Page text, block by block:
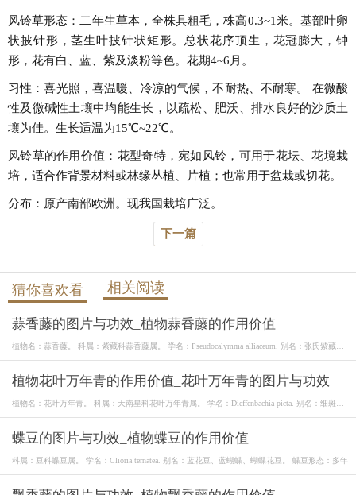
风铃草形态：二年生草本，全株具粗毛，株高0.3~1米。基部叶卵
状披针形，茎生叶披针状矩形。总状花序顶生，花冠膨大，钟
形，花有白、蓝、紫及淡粉等色。花期4~6月。
习性：喜光照，喜温暖、冷凉的气候，不耐热、不耐寒。 在微酸
性及微碱性土壤中均能生长，以疏松、肥沃、排水良好的沙质土
壤为佳。生长适温为15℃~22℃。
风铃草的作用价值：花型奇特，宛如风铃，可用于花坛、花境栽
培，适合作背景材料或林缘丛植、片植；也常用于盆栽或切花。
分布：原产南部欧洲。现我国栽培广泛。
下一篇
猜你喜欢看 相关阅读
蒜香藤的图片与功效_植物蒜香藤的作用价值
植物名：蒜香藤。 科属：紫藏科蒜香藤属。 学名：Pseudocalymma alliaceum. 别名：张氏紫藏、
植物花叶万年青的作用价值_花叶万年青的图片与功效
植物名：花叶万年青。 科属：天南星科花叶万年青属。 学名：Dieffenbachia picta. 别名：细斑粗
蝶豆的图片与功效_植物蝶豆的作用价值
科属：豆科蝶豆属。 学名：Clioria ternatea. 别名：蓝花豆、蓝蝴蝶、蝴蝶花豆。 蝶豆形态：多年